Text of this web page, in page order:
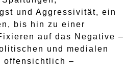
und Aggressivität, ein
bis hin zu einer
auf das Negative –
und medialen
offensichtlich –